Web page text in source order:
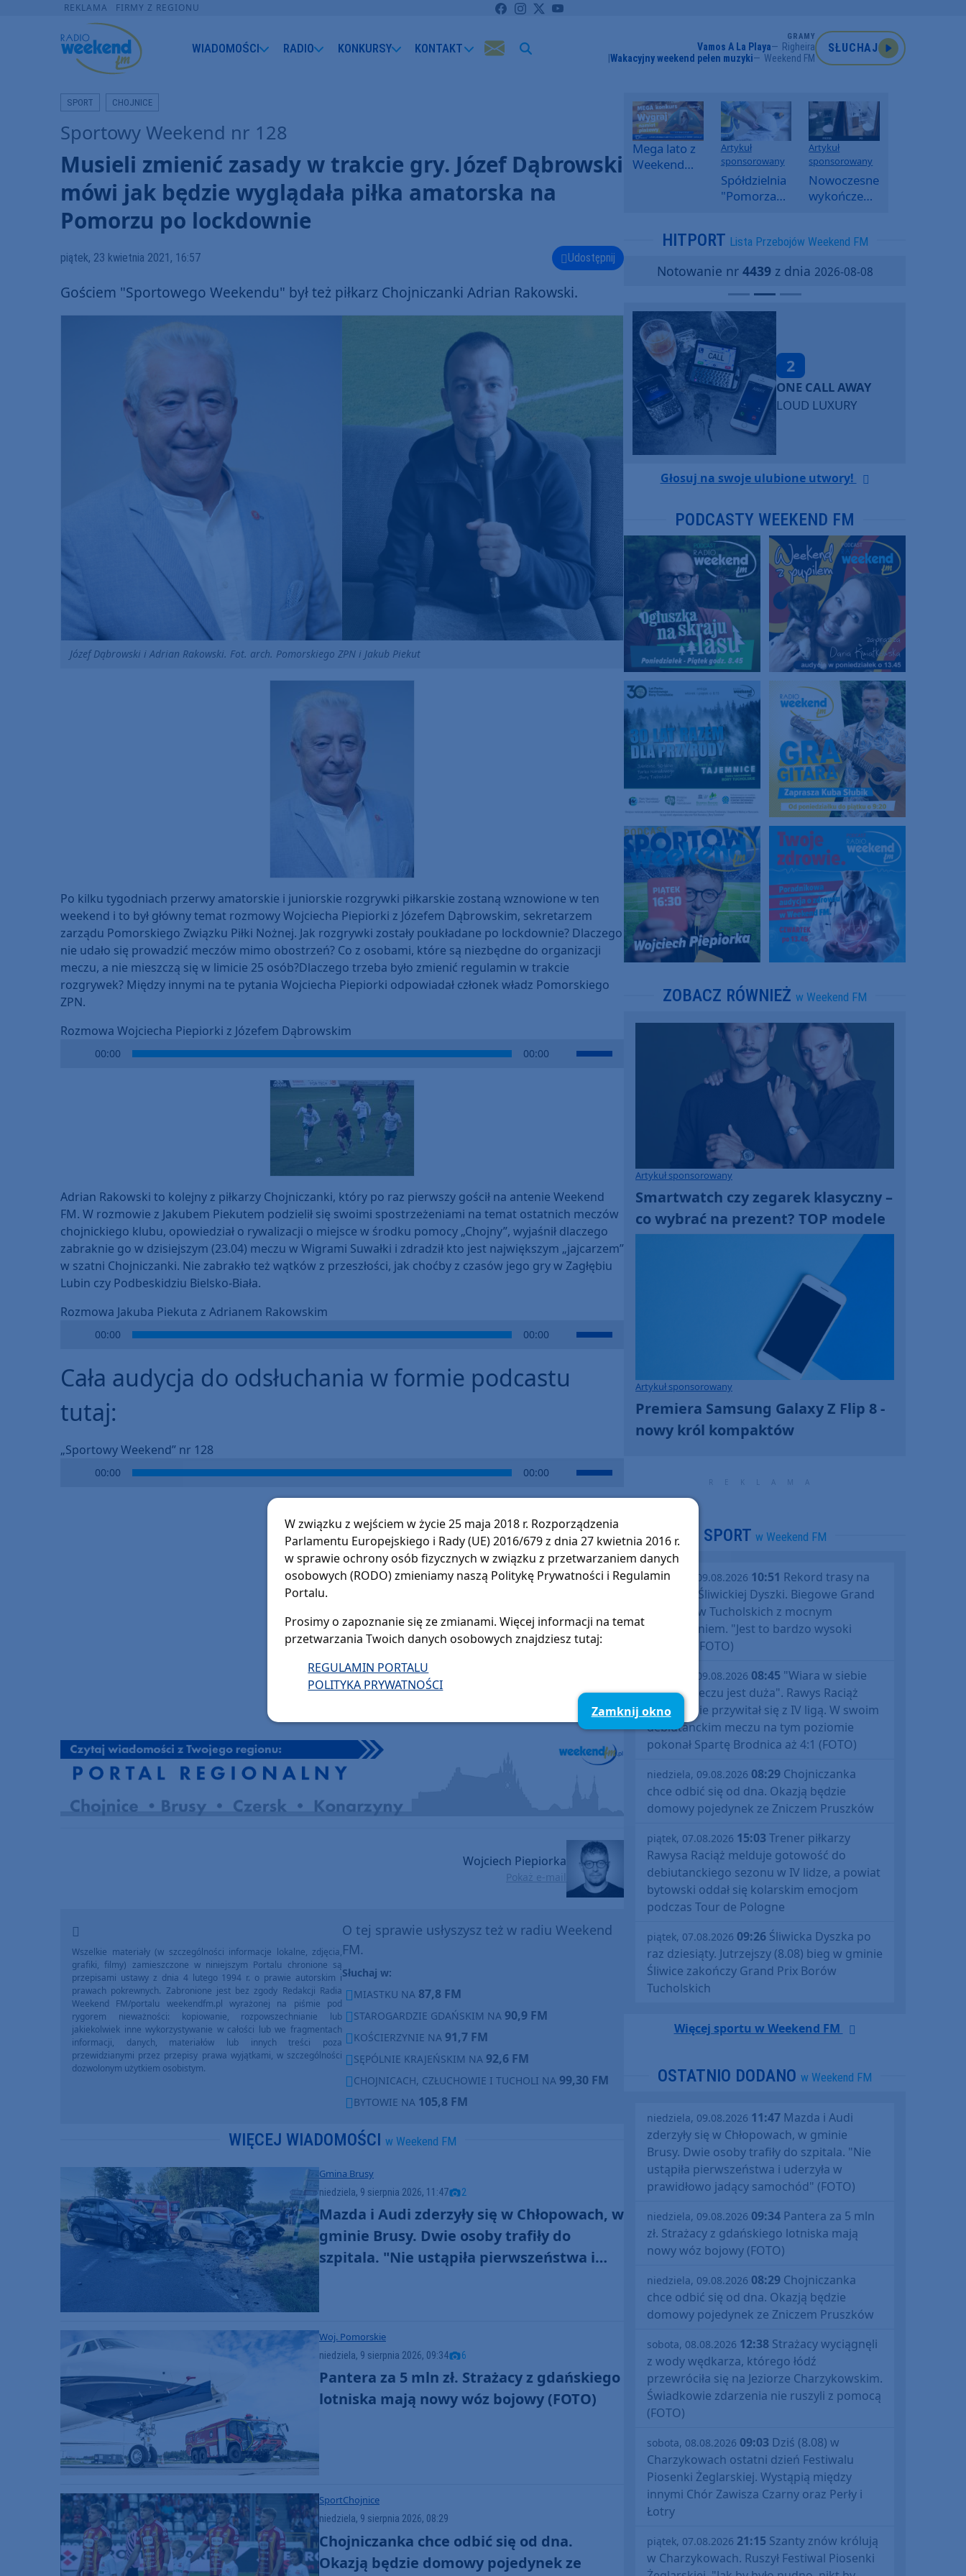
REKLAMA FIRMY Z REGIONU
WIADOMOŚCI RADIO KONKURSY KONTAKT
GRAMY
Vamos A La Playa
Righeira
Wakacyjny weekend pełen muzyki
Weekend FM
SŁUCHAJ
SPORT CHOJNICE
Sportowy Weekend nr 128
Musieli zmienić zasady w trakcie gry. Józef Dąbrowski
mówi jak będzie wyglądała piłka amatorska na
Pomorzu po lockdownie
piątek, 23 kwietnia 2021, 16:57 Udostępnij
Gościem "Sportowego Weekendu" był też piłkarz Chojniczanki Adrian Rakowski.
Józef Dąbrowski i Adrian Rakowski. Fot. arch. Pomorskiego ZPN i Jakub Piekut
Po kilku tygodniach przerwy amatorskie i juniorskie rozgrywki piłkarskie zostaną wznowione w ten
weekend i to był główny temat rozmowy Wojciecha Piepiorki z Józefem Dąbrowskim, sekretarzem
zarządu Pomorskiego Związku Piłki Nożnej. Jak rozgrywki zostały poukładane po lockdownie? Dlaczego
nie udało się prowadzić meczów mimo obostrzeń? Co z osobami, które są niezbędne do organizacji
meczu, a nie mieszczą się w limicie 25 osób?Dlaczego trzeba było zmienić regulamin w trakcie
rozgrywek? Między innymi na te pytania Wojciecha Piepiorki odpowiadał członek władz Pomorskiego
ZPN.
Rozmowa Wojciecha Piepiorki z Józefem Dąbrowskim
00:00 00:00
Use
Adrian Rakowski to kolejny z piłkarzy Chojniczanki, który po raz pierwszy gościł na antenie Weekend
FM. W rozmowie z Jakubem Piekutem podzielił się swoimi spostrzeżeniami na temat ostatnich meczów
chojnickiego klubu, opowiedział o rywalizacji o miejsce w środku pomocy „Chojny”, wyjaśnił dlaczego
zabraknie go w dzisiejszym (23.04) meczu w Wigrami Suwałki i zdradził kto jest największym „jajcarzem”
w szatni Chojniczanki. Nie zabrakło też wątków z przeszłości, jak choćby z czasów jego gry w Zagłębiu
Lubin czy Podbeskidziu Bielsko-Biała.
Rozmowa Jakuba Piekuta z Adrianem Rakowskim
00:00 00:00
Use
volume.
Cała audycja do odsłuchania w formie podcastu
tutaj:
„Sportowy Weekend” nr 128
00:00 00:00
Use
Arrow
keys
to
increase
or
Wojciech Piepiorka
Pokaż e-mail
O tej sprawie usłyszysz też w radiu Weekend
FM.
Słuchaj w:
MIASTKU NA 87,8 FM
STAROGARDZIE GDAŃSKIM NA 90,9 FM
KOŚCIERZYNIE NA 91,7 FM
SĘPÓLNIE KRAJEŃSKIM NA 92,6 FM
CHOJNICACH, CZŁUCHOWIE I TUCHOLI NA 99,30 FM
BYTOWIE NA 105,8 FM
Wszelkie materiały (w szczególności informacje lokalne, zdjęcia,
grafiki, filmy) zamieszczone w niniejszym Portalu chronione są
przepisami ustawy z dnia 4 lutego 1994 r. o prawie autorskim i
prawach pokrewnych. Zabronione jest bez zgody Redakcji Radia
Weekend FM/portalu weekendfm.pl wyrażonej na piśmie pod
rygorem nieważności: kopiowanie, rozpowszechnianie lub
jakiekolwiek inne wykorzystywanie w całości lub we fragmentach
informacji, danych, materiałów lub innych treści poza
przewidzianymi przez przepisy prawa wyjątkami, w szczególności
dozwolonym użytkiem osobistym.
WIĘCEJ WIADOMOŚCI w Weekend FM
Gmina Brusy
niedziela, 9 sierpnia 2026, 11:47 2
Mazda i Audi zderzyły się w Chłopowach, w
gminie Brusy. Dwie osoby trafiły do
szpitala. "Nie ustąpiła pierwszeństwa i
Woj. Pomorskie
niedziela, 9 sierpnia 2026, 09:34 6
Pantera za 5 mln zł. Strażacy z gdańskiego
lotniska mają nowy wóz bojowy (FOTO)
SportChojnice
niedziela, 9 sierpnia 2026, 08:29
Chojniczanka chce odbić się od dna.
Okazją będzie domowy pojedynek ze
Mega lato z
Weekend
Artykuł
sponsorowany
Spółdzielnia
"Pomorzanka"
informuje o
i ofertach
najmu
Artykuł
sponsorowany
Nowoczesne
wykończenia
SPC, WPC i
kamienny
HITPORT Lista Przebojów Weekend FM
Notowanie nr 4439z dnia 2026-08-08
2
ONE CALL AWAY
LOUD LUXURY
Głosuj na swoje ulubione utwory!
PODCASTY WEEKEND FM
ZOBACZ RÓWNIEŻ w Weekend FM
Artykuł sponsorowany
Smartwatch czy zegarek klasyczny –
co wybrać na prezent? TOP modele
Artykuł sponsorowany
Premiera Samsung Galaxy Z Flip 8 -
nowy król kompaktów
SPORT w Weekend FM
niedziela, 09.08.2026 10:51 Rekord trasy na
jubileusz Śliwickiej Dyszki. Biegowe Grand
Prix Borów Tucholskich z mocnym
zakończeniem. "Jest to bardzo wysoki
poziom" (FOTO)
niedziela, 09.08.2026 08:45 "Wiara w siebie
po tym meczu jest duża". Rawys Raciąż
znakomicie przywitał się z IV ligą. W swoim
debiutanckim meczu na tym poziomie
pokonał Spartę Brodnica aż 4:1 (FOTO)
niedziela, 09.08.2026 08:29 Chojniczanka
chce odbić się od dna. Okazją będzie
domowy pojedynek ze Zniczem Pruszków
piątek, 07.08.2026 15:03Trener piłkarzy
Rawysa Raciąż melduje gotowość do
debiutanckiego sezonu w IV lidze, a powiat
bytowski oddał się kolarskim emocjom
podczas Tour de Pologne
piątek, 07.08.2026 09:26 Śliwicka Dyszka po
raz dziesiąty. Jutrzejszy (8.08) bieg w gminie
Śliwice zakończy Grand Prix Borów
Tucholskich
Więcej sportu w Weekend FM
OSTATNIO DODANO w Weekend FM
niedziela, 09.08.2026 11:47 Mazda i Audi
zderzyły się w Chłopowach, w gminie
Brusy. Dwie osoby trafiły do szpitala. "Nie
ustąpiła pierwszeństwa i uderzyła w
prawidłowo jadący samochód" (FOTO)
niedziela, 09.08.2026 09:34 Pantera za 5 mln
zł. Strażacy z gdańskiego lotniska mają
nowy wóz bojowy (FOTO)
niedziela, 09.08.2026 08:29 Chojniczanka
chce odbić się od dna. Okazją będzie
domowy pojedynek ze Zniczem Pruszków
sobota, 08.08.2026 12:38 Strażacy wyciągnęli
z wody wędkarza, którego łódź
przewróciła się na Jeziorze Charzykowskim.
Świadkowie zdarzenia nie ruszyli z pomocą
(FOTO)
sobota, 08.08.2026 09:03 Dziś (8.08) w
Charzykowach ostatni dzień Festiwalu
Piosenki Żeglarskiej. Wystąpią między
innymi Chór Zawisza Czarny oraz Perły i
Łotry
piątek, 07.08.2026 21:15 Szanty znów królują
w Charzykowach. Ruszył Festiwal Piosenki
W związku z wejściem w życie 25 maja 2018 r. Rozporządzenia
Parlamentu Europejskiego i Rady (UE) 2016/679 z dnia 27 kwietnia 2016 r.
w sprawie ochrony osób fizycznych w związku z przetwarzaniem danych
osobowych (RODO) zmieniamy naszą Politykę Prywatności i Regulamin
Portalu.
Prosimy o zapoznanie się ze zmianami. Więcej informacji na temat
przetwarzania Twoich danych osobowych znajdziesz tutaj:
REGULAMIN PORTALU
POLITYKA PRYWATNOŚCI
Zamknij okno